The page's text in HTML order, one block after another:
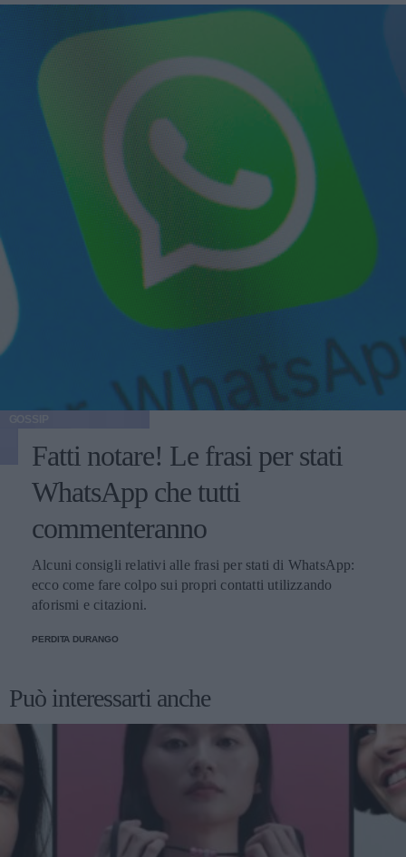
Fatti notare! Le frasi per stati
WhatsApp che tutti
commenteranno
Alcuni consigli relativi alle frasi per stati di WhatsApp:
ecco come fare colpo sui propri contatti utilizzando
aforismi e citazioni.
PERDITA DURANGO
Può interessarti anche